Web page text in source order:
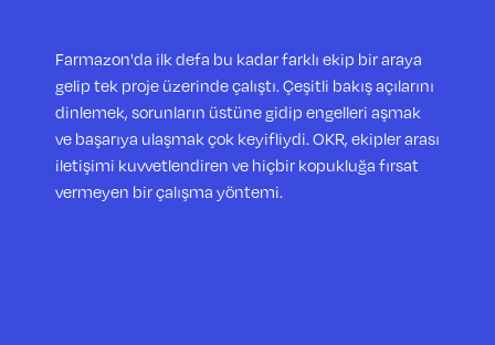
Farmazon'da ilk defa bu kadar farklı ekip bir araya
gelip tek proje üzerinde çalıştı. Çeşitli bakış açılarını
dinlemek, sorunların üstüne gidip engelleri aşmak
ve başarıya ulaşmak çok keyifliydi. OKR, ekipler arası
iletişimi kuvvetlendiren ve hiçbir kopukluğa fırsat
vermeyen bir çalışma yöntemi.